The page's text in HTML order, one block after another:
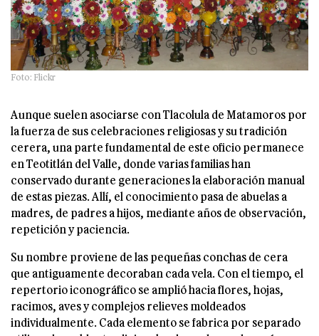
Foto: Flickr
Aunque suelen asociarse con Tlacolula de Matamoros por
la fuerza de sus celebraciones religiosas y su tradición
cerera, una parte fundamental de este oficio permanece
en Teotitlán del Valle, donde varias familias han
conservado durante generaciones la elaboración manual
de estas piezas. Allí, el conocimiento pasa de abuelas a
madres, de padres a hijos, mediante años de observación,
repetición y paciencia.
Su nombre proviene de las pequeñas conchas de cera
que antiguamente decoraban cada vela. Con el tiempo, el
repertorio iconográfico se amplió hacia flores, hojas,
racimos, aves y complejos relieves moldeados
individualmente. Cada elemento se fabrica por separado